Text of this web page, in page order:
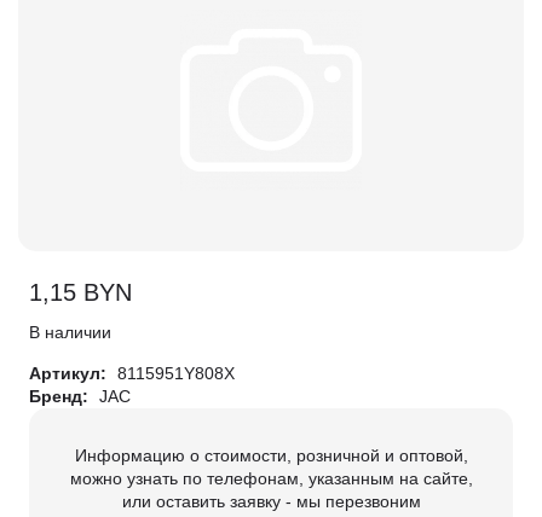
1,15 BYN
В наличии
Артикул:
8115951Y808X
Бренд:
JAC
Информацию о стоимости, розничной и оптовой,
можно узнать по телефонам, указанным на сайте,
или оставить заявку - мы перезвоним